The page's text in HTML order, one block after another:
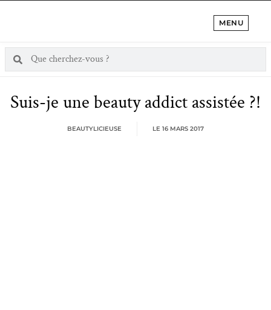
MENU
Suis-je une beauty addict assistée ?!
BEAUTYLICIEUSE LE 16 MARS 2017